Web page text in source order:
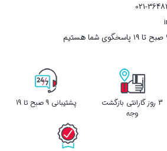
021-
3 روز گارانتی بازگشت
وجه
پشتیبانی 9 صبح تا 19